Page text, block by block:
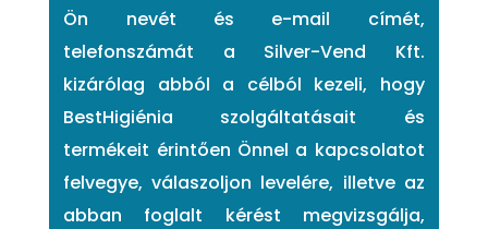
Ön nevét és e-mail címét,
telefonszámát a Silver-Vend Kft.
kizárólag abból a célból kezeli, hogy
BestHigiénia szolgáltatásait és
termékeit érintően Önnel a kapcsolatot
felvegye, válaszoljon levelére, illetve az
abban foglalt kérést megvizsgálja,